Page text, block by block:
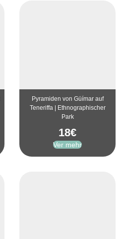
Pyramiden von Güímar auf
Teneriffa | Ethnographischer
Park
18€
Ver mehr